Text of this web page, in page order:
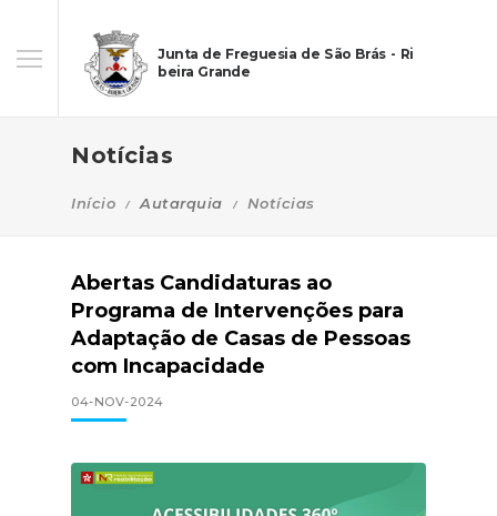
Junta de Freguesia de São Brás - Ri
beira Grande
Notícias
Início Autarquia Notícias
Abertas Candidaturas ao
Programa de Intervenções para
Adaptação de Casas de Pessoas
com Incapacidade
04-NOV-2024